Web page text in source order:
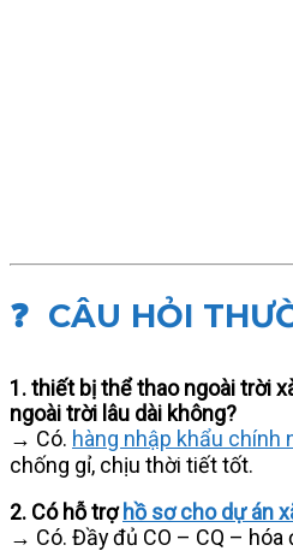
❓ CÂU HỎI
1. thiết bị thể thao ngoài trời
ngoài trời lâu dài không?
→ Có. hàng nhập khẩu chính
chống gỉ, chịu thời tiết tốt.
2. Có hỗ trợhồ sơ cho dự án
→ Có. Đầy đủ CO – CQ – hóa